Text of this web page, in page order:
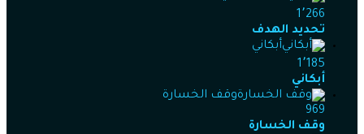
1٬266
تحديد الهدف
أبكاني
1٬185
أبكاني
وقف الخسارة
969
وقف الخسارة